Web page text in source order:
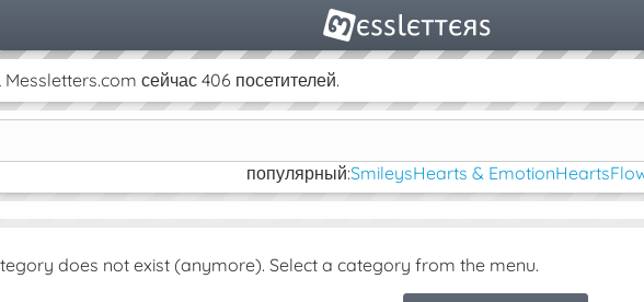
сейчас 406 посетителей.
популярный:SmileysHearts & EmotionHearts
does not exist (anymore). Select a category from the menu.